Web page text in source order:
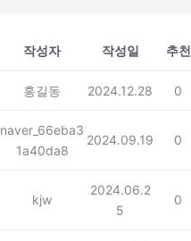
작성자 작성일 추천
홍길동 2024.12.28 0
naver_66eba3
1a40da8
2024.09.19 0
kjw
2024.06.2
5
0